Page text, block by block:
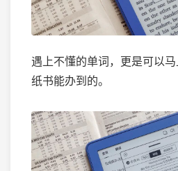
遇上不懂的单词，更是可以
纸书能办到的。